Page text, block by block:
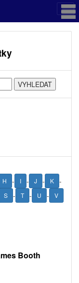
H - I - J - K -
S - T - U - V
Booth